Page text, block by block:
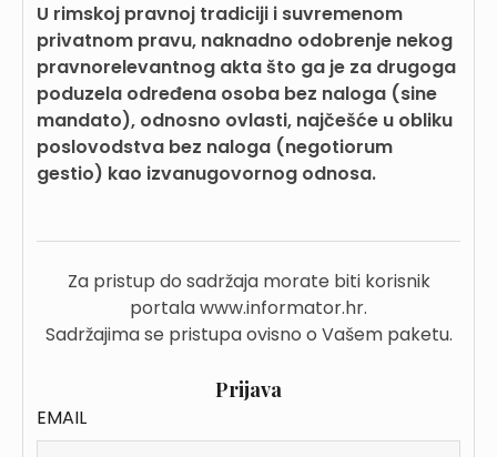
U rimskoj pravnoj tradiciji i suvremenom
privatnom pravu, naknadno odobrenje nekog
pravnorelevantnog akta što ga je za drugoga
poduzela određena osoba bez naloga (sine
mandato), odnosno ovlasti, najčešće u obliku
poslovodstva bez naloga (negotiorum
gestio) kao izvanugovornog odnosa.
Za pristup do sadržaja morate biti korisnik
portala www.informator.hr.
Sadržajima se pristupa ovisno o Vašem paketu.
Prijava
EMAIL